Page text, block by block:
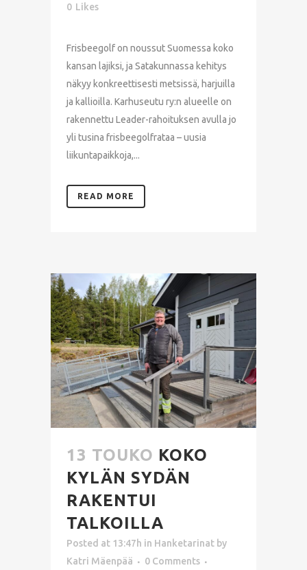
0 Likes
Frisbeegolf on noussut Suomessa koko
kansan lajiksi, ja Satakunnassa kehitys
näkyy konkreettisesti metsissä, harjuilla
ja kallioilla. Karhuseutu ry:n alueelle on
rakennettu Leader-rahoituksen avulla jo
yli tusina frisbeegolfrataa – uusia
liikuntapaikkoja,...
READ MORE
13 TOUKO KOKO
KYLÄN SYDÄN
RAKENTUI
TALKOILLA
Posted at 13:47h in Hanketarinat by
Katri Mäenpää
0 Comments